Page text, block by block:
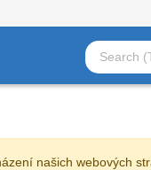
našich webových